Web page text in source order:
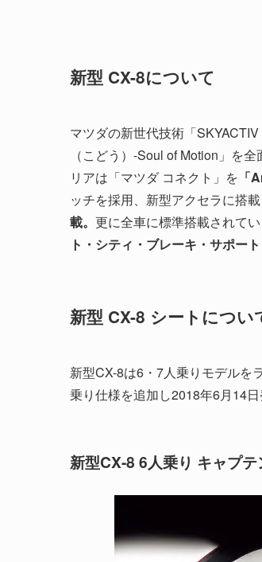
新型 CX-8について
マツダの新世代技術「
（こどう）-Soul of Motion」を
リアは「マツダ コネクト」を 「
ッチを採用、新型アクセラに搭
載。 更に全車に標準搭載されて
ト・シティ・ブレーキ・サポー
新型 CX-8 シートについ
新型CX-8は6・7人乗りモデルを
乗り仕様を追加し2018年6月14
新型CX-8 6人乗り キャプテ